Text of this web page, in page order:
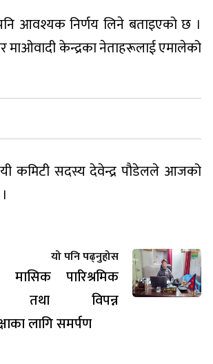
आवश्यक निर्णय लिने बताइएको छ ।
माओवादी केन्द्रका नेताहरूलाई एमालेको
कमिटी सदस्य देवेन्द्र पौडेलले आजको
यो पनि पढ्नुहोस
मासिक पारिश्रमिक
तथा विपन्न
लागि समर्पण